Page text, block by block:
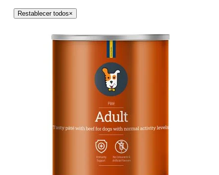
Restablecer todos×